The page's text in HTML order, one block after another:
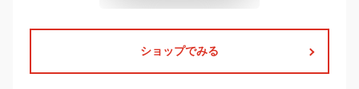
ショップでみる